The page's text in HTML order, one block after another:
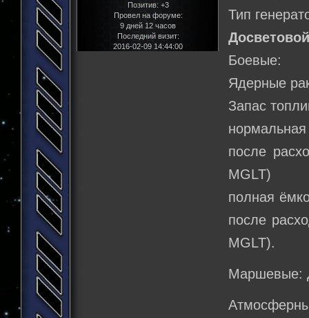
Позитив: +3
Провел на форуме:
9 дней 12 часов
Последний визит:
2016-02-09 14:44:00
Тип
Боевые:
Ядерные
Запас
после
MGLT)
полная
после
MGLT).
Маршевые: